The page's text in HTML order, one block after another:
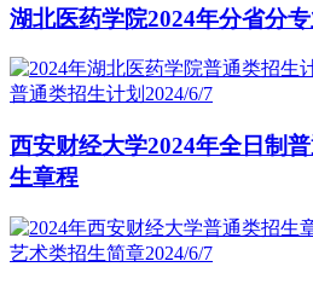
湖北医药学院2024年分省分
普通类招生计划 2024/6/7
西安财经大学2024年全日制
生章程
艺术类招生简章2024/6/7